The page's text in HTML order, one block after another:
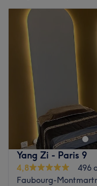
Yang Zi - Paris 9
4,8
496
Faubourg-